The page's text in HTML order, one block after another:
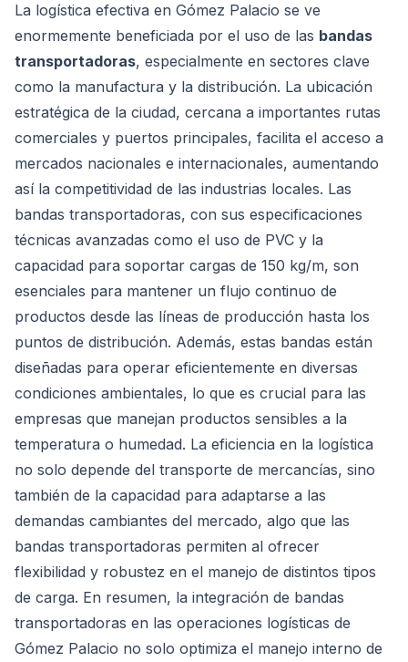
La logística efectiva en Gómez Palacio se ve
enormemente beneficiada por el uso de las bandas
transportadoras, especialmente en sectores clave
como la manufactura y la distribución. La ubicación
estratégica de la ciudad, cercana a importantes rutas
comerciales y puertos principales, facilita el acceso a
mercados nacionales e internacionales, aumentando
así la competitividad de las industrias locales. Las
bandas transportadoras, con sus especificaciones
técnicas avanzadas como el uso de PVC y la
capacidad para soportar cargas de 150 kg/m, son
esenciales para mantener un flujo continuo de
productos desde las líneas de producción hasta los
puntos de distribución. Además, estas bandas están
diseñadas para operar eficientemente en diversas
condiciones ambientales, lo que es crucial para las
empresas que manejan productos sensibles a la
temperatura o humedad. La eficiencia en la logística
no solo depende del transporte de mercancías, sino
también de la capacidad para adaptarse a las
demandas cambiantes del mercado, algo que las
bandas transportadoras permiten al ofrecer
flexibilidad y robustez en el manejo de distintos tipos
de carga. En resumen, la integración de bandas
transportadoras en las operaciones logísticas de
Gómez Palacio no solo optimiza el manejo interno de